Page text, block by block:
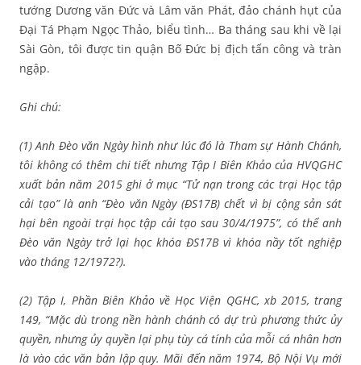
tướng Dương văn Đức và Lâm văn Phát, đảo chánh hụt của
Đại Tá Phạm Ngọc Thảo, biểu tình… Ba tháng sau khi về lại
Sài Gòn, tôi được tin quận Bố Đức bị địch tấn công và tràn
ngập.
Ghi chú:
(1) Anh Đèo văn Ngày hình như lúc đó là Tham sự Hành Chánh,
tôi không có thêm chi tiết nhưng Tập I Biên Khảo của HVQGHC
xuất bản năm 2015 ghi ở mục “Tử nạn trong các trại Học tập
cải tạo” là anh “Đèo văn Ngày (ĐS17B) chết vì bị cộng sản sát
hại bên ngoài trại học tập cải tạo sau 30/4/1975”, có thể anh
Đèo văn Ngày trở lại học khóa ĐS17B vì khóa nầy tốt nghiệp
vào tháng 12/1972?).
(2) Tập I, Phần Biên Khảo về Học Viện QGHC, xb 2015, trang
149, “Mặc dù trong nền hành chánh có dự trù phương thức ủy
quyền, nhưng ủy quyền lại phụ tùy cá tính của mỗi cá nhân hơn
là vào các văn bản lập quy. Mãi đến năm 1974, Bộ Nội Vụ mới